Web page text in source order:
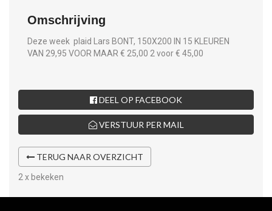
Omschrijving
Deze week plaid Lars BONT, 150X200 IN 15 KLEUREN
VAN 29,95 VOOR MAAR € 25,00 2 voor € 45,00
DEEL OP FACEBOOK
VERSTUUR PER MAIL
TERUG NAAR OVERZICHT
2 x bekeken